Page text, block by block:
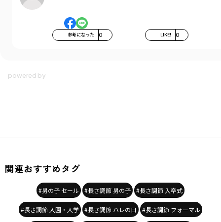
参考になった 0 LIKE! 0
関連おすすめタグ
#男の子 セール #長さ調節 男の子 #長さ調節 入卒式
#長さ調節 入園・入学 #長さ調節 ハレの日 #長さ調節 フォーマル